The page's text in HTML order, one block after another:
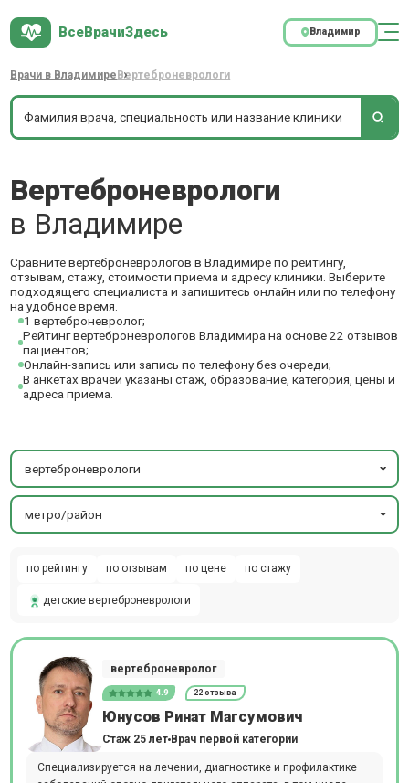
ВсеВрачиЗдесь Владимир
Врачи в Владимире Вертеброневрологи
Вертеброневрологи
в Владимире
Сравните вертеброневрологов в Владимире по рейтингу,
отзывам, стажу, стоимости приема и адресу клиники. Выберите
подходящего специалиста и запишитесь онлайн или по телефону
на удобное время.
1 вертеброневролог;
Рейтинг вертеброневрологов Владимира на основе 22 отзывов
пациентов;
Онлайн-запись или запись по телефону без очереди;
В анкетах врачей указаны стаж, образование, категория, цены и
адреса приема.
вертеброневрологи
метро/район
по рейтингу по отзывам по цене по стажу
детские вертеброневрологи
вертеброневролог
4.9 22 отзыва
Юнусов Ринат Магсумович
Стаж 25 лет Врач первой категории
Специализируется на лечении, диагностике и профилактике